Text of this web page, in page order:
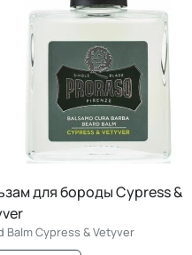
для бороды Cypress &
Balm Cypress & Vetyver